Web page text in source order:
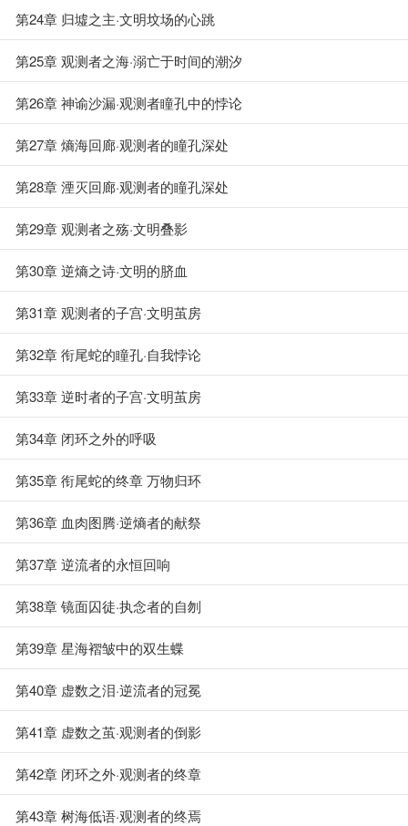
第24章 归墟之主·文明坟场的心跳
第25章 观测者之海·溺亡于时间的潮汐
第26章 神谕沙漏·观测者瞳孔中的悖论
第27章 熵海回廊·观测者的瞳孔深处
第28章 湮灭回廊·观测者的瞳孔深处
第29章 观测者之殇·文明叠影
第30章 逆熵之诗·文明的脐血
第31章 观测者的子宫·文明茧房
第32章 衔尾蛇的瞳孔·自我悖论
第33章 逆时者的子宫·文明茧房
第34章 闭环之外的呼吸
第35章 衔尾蛇的终章 万物归环
第36章 血肉图腾·逆熵者的献祭
第37章 逆流者的永恒回响
第38章 镜面囚徒·执念者的自刎
第39章 星海褶皱中的双生蝶
第40章 虚数之泪·逆流者的冠冕
第41章 虚数之茧·观测者的倒影
第42章 闭环之外·观测者的终章
第43章 树海低语·观测者的终焉